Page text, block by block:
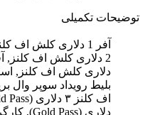
توضیحات تکمیلی
دلاری کلش اف کلنز,